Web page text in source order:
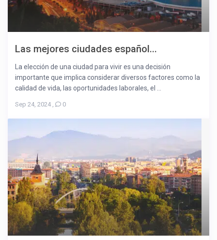
Las mejores ciudades español...
La elección de una ciudad para vivir es una decisión
importante que implica considerar diversos factores como la
calidad de vida, las oportunidades laborales, el ...
Sep 24, 2024, 0